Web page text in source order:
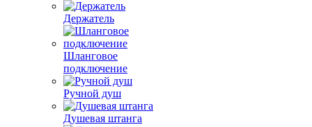
Держатель
Шланговое
подключение
Ручной душ
Душевая штанга